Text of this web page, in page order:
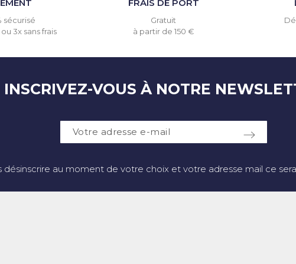
sécurisé
3x sans frais
FRAIS DE PORT
Gratuit
à partir de 150 €
INSCRIVEZ-VOUS À NOTRE
désinscrire au moment de votre choix et votre adresse mail ce